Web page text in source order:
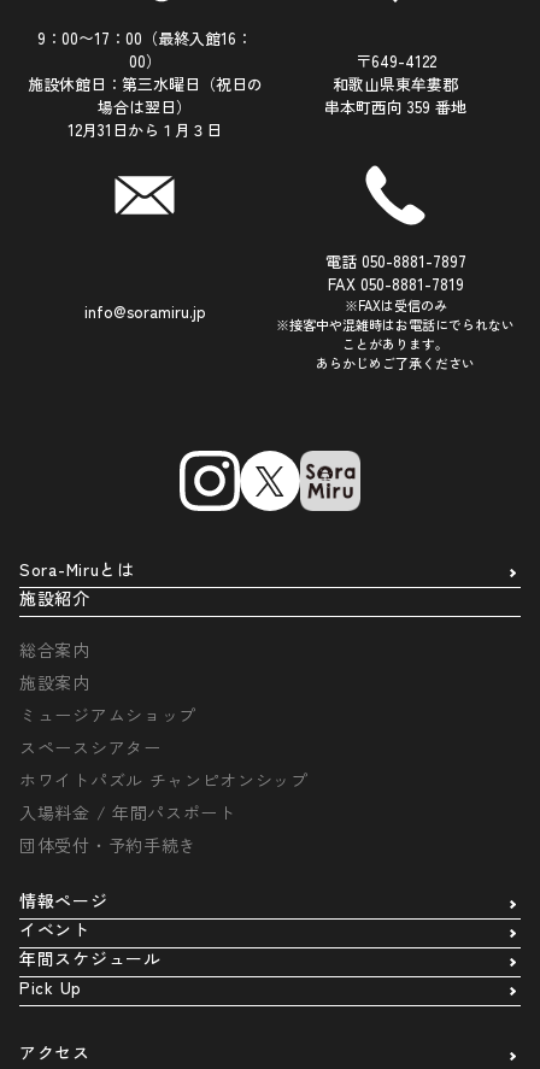
9：00〜17：00（最終入館16：
00）
施設休館日：第三水曜日（祝日の
場合は翌日）
12月31日から１月３日
〒649-4122
和歌山県東牟婁郡
串本町西向 359 番地
info@soramiru.jp
電話 050-8881-7897
FAX 050-8881-7819
※FAXは受信のみ
※接客中や混雑時はお電話にでられない
ことがあります。
あらかじめご了承ください
Sora-Miruとは
施設紹介
総合案内
施設案内
ミュージアムショップ
スペースシアター
ホワイトパズル チャンピオンシップ
入場料金 / 年間パスポート
団体受付・予約手続き
情報ページ
イベント
年間スケジュール
Pick Up
アクセス